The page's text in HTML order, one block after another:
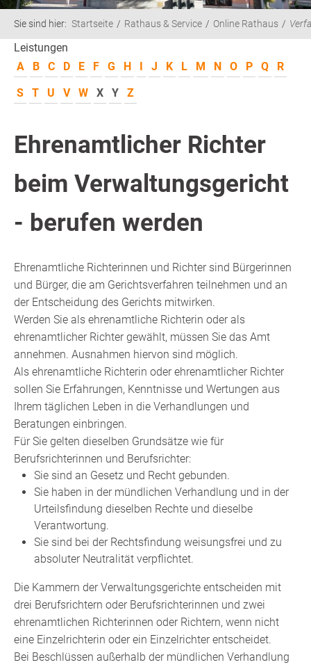
Sie sind hier: Startseite Rathaus & Service Online Rathaus
Leistungen
A
B C D E F G H I J K L M N O P Q
R
S
T U V W X Y Z
Ehrenamtlicher Richter
beim Verwaltungsgericht
- berufen werden
Ehrenamtliche Richterinnen und Richter sind Bürgerinnen
und Bürger, die am Gerichtsverfahren teilnehmen und an
der Entscheidung des Gerichts mitwirken.
Werden Sie als ehrenamtliche Richterin oder als
ehrenamtlicher Richter gewählt, müssen Sie das Amt
annehmen. Ausnahmen hiervon sind möglich.
Als ehrenamtliche Richterin oder ehrenamtlicher Richter
sollen Sie Erfahrungen, Kenntnisse und Wertungen aus
Ihrem täglichen Leben in die Verhandlungen und
Beratungen einbringen.
Für Sie gelten dieselben Grundsätze wie für
Berufsrichterinnen und Berufsrichter:
Sie sind an Gesetz und Recht gebunden.
Sie haben in der mündlichen Verhandlung und in der
Urteilsfindung dieselben Rechte und dieselbe
Verantwortung.
Sie sind bei der Rechtsfindung weisungsfrei und zu
absoluter Neutralität verpflichtet.
Die Kammern der Verwaltungsgerichte entscheiden mit
drei Berufsrichtern oder Berufsrichterinnen und zwei
ehrenamtlichen Richterinnen oder Richtern, wenn nicht
eine Einzelrichterin oder ein Einzelrichter entscheidet.
Bei Beschlüssen außerhalb der mündlichen Verhandlung